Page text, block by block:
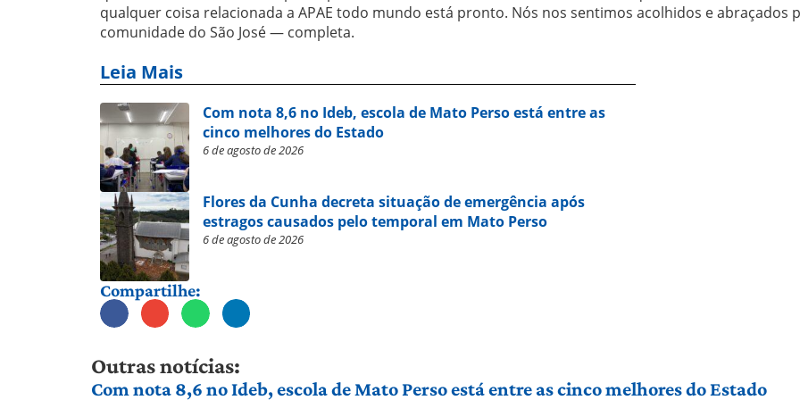
qualquer coisa relacionada a APAE todo mundo está pronto. Nós nos sentimos acolhidos e abraçados
comunidade do São José — completa.
Leia Mais
Com nota 8,6 no Ideb, escola de Mato Perso está entre as
cinco melhores do Estado
6 de agosto de 2026
Flores da Cunha decreta situação de emergência após
estragos causados pelo temporal em Mato Perso
6 de agosto de 2026
Compartilhe:
Outras notícias:
Com nota 8,6 no Ideb, escola de Mato Perso está entre as cinco melhores do Estado